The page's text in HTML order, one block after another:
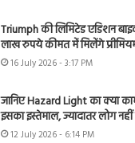
Triumph की लिमिटेड एडिशन
लाख रुपये कीमत में मिलेंगे
16 July 2026 - 3:17 PM
जानिए Hazard Light का क्या
इसका इस्तेमाल, ज्यादातर लोग
12 July 2026 - 6:14 PM